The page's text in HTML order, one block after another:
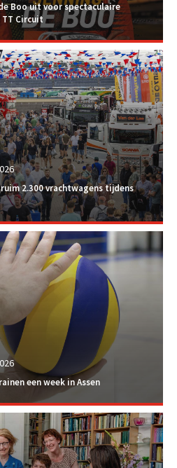
Boo uit voor spectaculaire
Circuit
2.300 vrachtwagens tijdens
een week in Assen